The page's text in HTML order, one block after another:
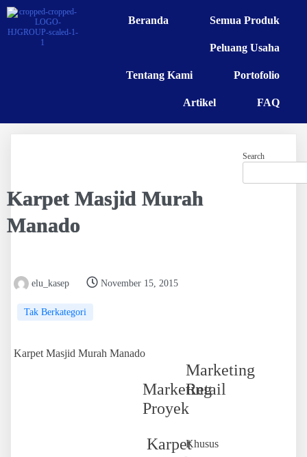
Beranda Semua Produk
Peluang Usaha
Tentang Kami Portofolio
Artikel FAQ
Karpet Masjid Murah
Manado
elu_kasep November 15, 2015
Tak Berkategori
Karpet Masjid Murah Manado
Marketing
Retail
Khusus
Marketing
Proyek
Karpet
Search